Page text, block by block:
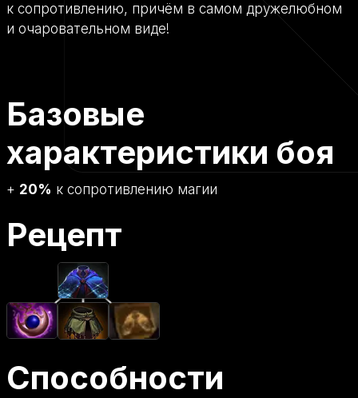
к сопротивлению, причём в самом дружелюбном
и очаровательном виде!
Базовые
характеристики боя
+ 20% к сопротивлению магии
Рецепт
Способности